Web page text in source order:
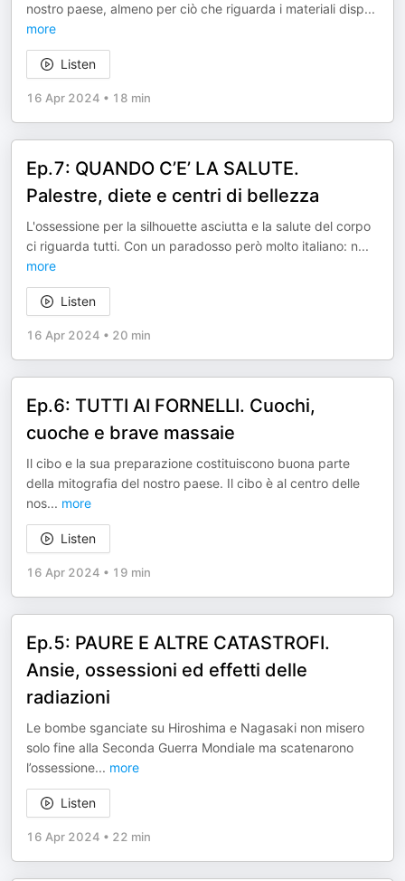
nostro paese, almeno per ciò che riguarda i materiali disp...
more
Listen
16 Apr 2024 • 18 min
Ep.7: QUANDO C’E’ LA SALUTE.
Palestre, diete e centri di bellezza
L'ossessione per la silhouette asciutta e la salute del corpo
ci riguarda tutti. Con un paradosso però molto italiano: n...
more
Listen
16 Apr 2024 • 20 min
Ep.6: TUTTI AI FORNELLI. Cuochi,
cuoche e brave massaie
Il cibo e la sua preparazione costituiscono buona parte
della mitografia del nostro paese. Il cibo è al centro delle
nos... more
Listen
16 Apr 2024 • 19 min
Ep.5: PAURE E ALTRE CATASTROFI.
Ansie, ossessioni ed effetti delle
radiazioni
Le bombe sganciate su Hiroshima e Nagasaki non misero
solo fine alla Seconda Guerra Mondiale ma scatenarono
l’ossessione... more
Listen
16 Apr 2024 • 22 min